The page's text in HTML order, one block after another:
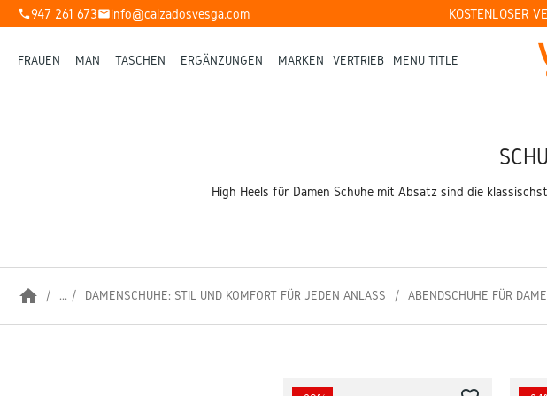
phone947 261 673mailinfo@calzadosvesga.com KOSTENLOSER
FRAUEN MAN TASCHEN ERGÄNZUNGEN MARKEN VERTRIEB MENU TITLE
High Heels für Damen Schuhe mit Absatz sind die
home ... DAMENSCHUHE: STIL UND KOMFORT FÜR JEDEN ANLASS ABENDSCHUHE FÜR